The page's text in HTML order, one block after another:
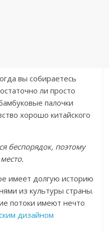
вы собираетесь
ли просто
палочки
хорошо китайского
беспорядок, поэтому
имеет долгую историю
из культуры страны.
потоки имеют нечто
дизайном